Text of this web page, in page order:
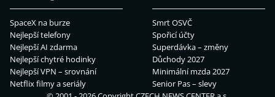
SpaceX na burze
Nejlepší telefony
Nejlepší AI zdarma
Nejlepší chytré hodinky
Nejlepší VPN – srovnání
Netflix filmy a seriály
Smrt OSVČ
Spořicí účty
Superdávka – změny
Důchody 2027
Minimální mzda 2027
Senior Pas – slevy